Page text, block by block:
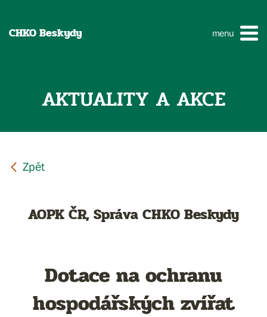
CHKO Beskydy menu
AKTUALITY A AKCE
AOPK ČR, Správa CHKO Beskydy
Dotace na ochranu
hospodářských zvířat